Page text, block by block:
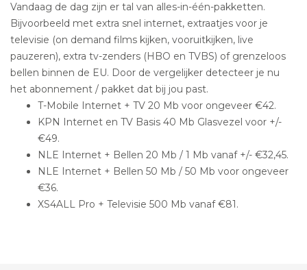
Vandaag de dag zijn er tal van alles-in-één-pakketten.
Bijvoorbeeld met extra snel internet, extraatjes voor je
televisie (on demand films kijken, vooruitkijken, live
pauzeren), extra tv-zenders (HBO en TVBS) of grenzeloos
bellen binnen de EU. Door de vergelijker detecteer je nu
het abonnement / pakket dat bij jou past.
T-Mobile Internet + TV 20 Mb voor ongeveer €42.
KPN Internet en TV Basis 40 Mb Glasvezel voor +/-
€49.
NLE Internet + Bellen 20 Mb / 1 Mb vanaf +/- €32,45.
NLE Internet + Bellen 50 Mb / 50 Mb voor ongeveer
€36.
XS4ALL Pro + Televisie 500 Mb vanaf €81.